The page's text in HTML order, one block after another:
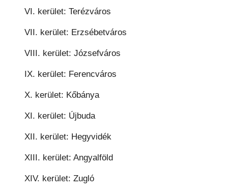
VI. kerület: Terézváros
VII. kerület: Erzsébetváros
VIII. kerület: Józsefváros
IX. kerület: Ferencváros
X. kerület: Kőbánya
XI. kerület: Újbuda
XII. kerület: Hegyvidék
XIII. kerület: Angyalföld
XIV. kerület: Zugló